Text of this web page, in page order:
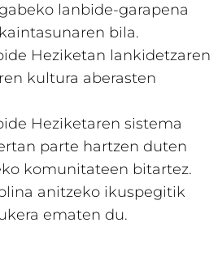
lanbide-garapena
bila.
Heziketan lankidetzaren
kultura aberasten
Heziketaren sistema
parte hartzen duten
komunitateen bitartez.
anitzeko ikuspegitik
ematen du.